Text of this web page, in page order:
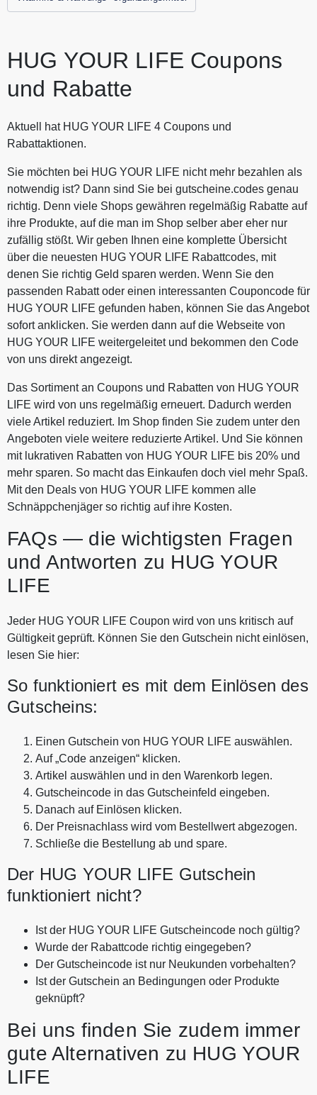
HUG YOUR LIFE Coupons
und Rabatte
Aktuell hat HUG YOUR LIFE 4 Coupons und
Rabattaktionen.
Sie möchten bei HUG YOUR LIFE nicht mehr bezahlen als
notwendig ist? Dann sind Sie bei gutscheine.codes genau
richtig. Denn viele Shops gewähren regelmäßig Rabatte auf
ihre Produkte, auf die man im Shop selber aber eher nur
zufällig stößt. Wir geben Ihnen eine komplette Übersicht
über die neuesten HUG YOUR LIFE Rabattcodes, mit
denen Sie richtig Geld sparen werden. Wenn Sie den
passenden Rabatt oder einen interessanten Couponcode für
HUG YOUR LIFE gefunden haben, können Sie das Angebot
sofort anklicken. Sie werden dann auf die Webseite von
HUG YOUR LIFE weitergeleitet und bekommen den Code
von uns direkt angezeigt.
Das Sortiment an Coupons und Rabatten von HUG YOUR
LIFE wird von uns regelmäßig erneuert. Dadurch werden
viele Artikel reduziert. Im Shop finden Sie zudem unter den
Angeboten viele weitere reduzierte Artikel. Und Sie können
mit lukrativen Rabatten von HUG YOUR LIFE bis 20% und
mehr sparen. So macht das Einkaufen doch viel mehr Spaß.
Mit den Deals von HUG YOUR LIFE kommen alle
Schnäppchenjäger so richtig auf ihre Kosten.
FAQs — die wichtigsten Fragen
und Antworten zu HUG YOUR
LIFE
Jeder HUG YOUR LIFE Coupon wird von uns kritisch auf
Gültigkeit geprüft. Können Sie den Gutschein nicht einlösen,
lesen Sie hier:
So funktioniert es mit dem Einlösen des
Gutscheins:
Einen Gutschein von HUG YOUR LIFE auswählen.
Auf „Code anzeigen“ klicken.
Artikel auswählen und in den Warenkorb legen.
Gutscheincode in das Gutscheinfeld eingeben.
Danach auf Einlösen klicken.
Der Preisnachlass wird vom Bestellwert abgezogen.
Schließe die Bestellung ab und spare.
Der HUG YOUR LIFE Gutschein
funktioniert nicht?
Ist der HUG YOUR LIFE Gutscheincode noch gültig?
Wurde der Rabattcode richtig eingegeben?
Der Gutscheincode ist nur Neukunden vorbehalten?
Ist der Gutschein an Bedingungen oder Produkte
geknüpft?
Bei uns finden Sie zudem immer
gute Alternativen zu HUG YOUR
LIFE